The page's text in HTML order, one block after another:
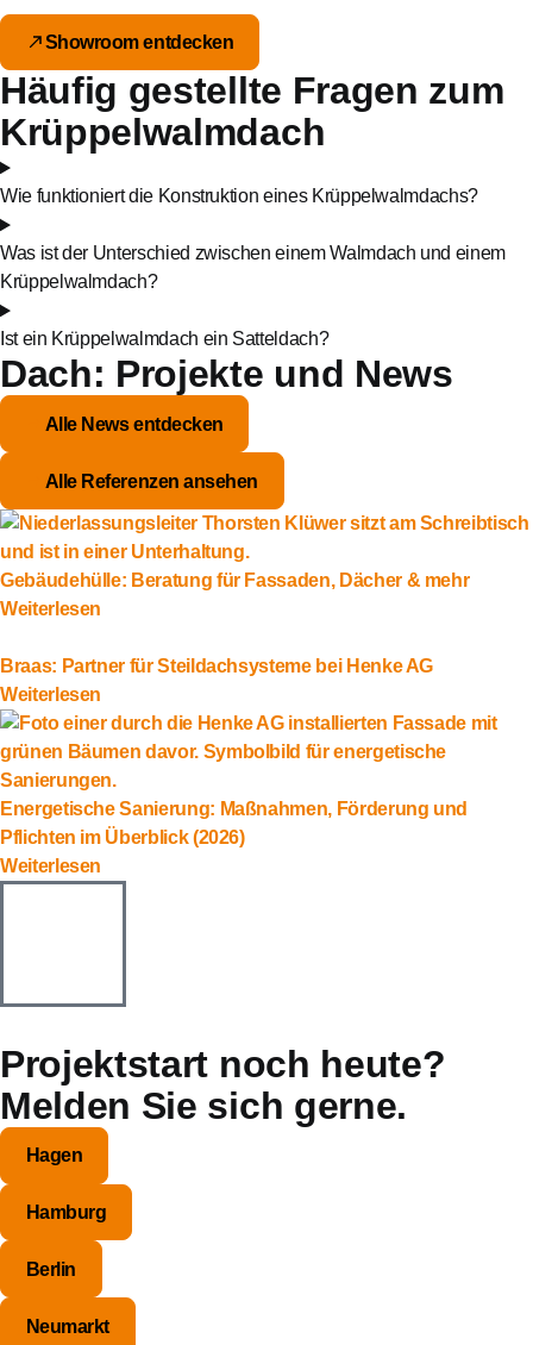
Showroom entdecken
Häufig gestellte Fragen zum
Krüppelwalmdach
Wie funktioniert die Konstruktion eines Krüppelwalmdachs?
Was ist der Unterschied zwischen einem Walmdach und einem
Krüppelwalmdach?
Ist ein Krüppelwalmdach ein Satteldach?
Dach: Projekte und News
Alle News entdecken
Alle Referenzen ansehen
Gebäudehülle: Beratung für Fassaden, Dächer & mehr
Weiterlesen
Braas: Partner für Steildachsysteme bei Henke AG
Weiterlesen
Energetische Sanierung: Maßnahmen, Förderung und
Pflichten im Überblick (2026)
Weiterlesen
Projektstart noch heute?
Melden Sie sich gerne.
Hagen
Hamburg
Berlin
Neumarkt